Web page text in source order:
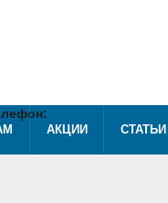
(495) 540-40-08
АКЦИИ СТАТЬИ